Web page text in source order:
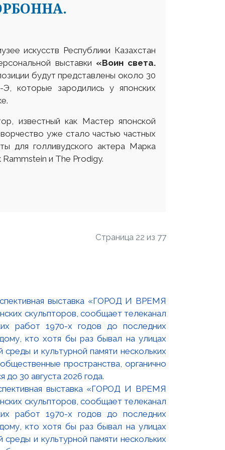
искусств Республики Казахстан
выставки «Воин света.
будут представлены около 30
которые зародились у японских
известный как Мастер японской
уже стало частью частных
для голливудского актера Марка
Rammstein и The Prodigy.
Страница 22 из 77
выставка «ГОРОД И ВРЕМЯ
скульпторов, сообщает телеканал
работ 1970-х годов до последних
кто хотя бы раз бывал на улицах
и культурной памяти нескольких